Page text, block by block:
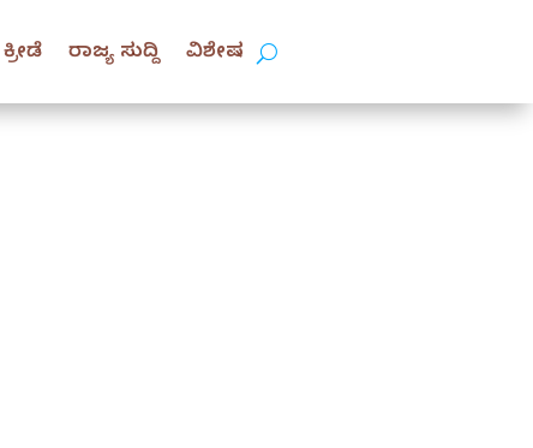
ಕ್ರೀಡೆ ರಾಜ್ಯ ಸುದ್ದಿ ವಿಶೇಷ